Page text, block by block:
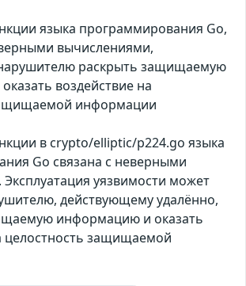
языка программирования Go,
вычислениями,
раскрыть защищаемую
воздействие на
информации
в crypto/elliptic/p224.go языка
Go связана с неверными
уязвимости может
действующему удалённо,
информацию и оказать
целостность защищаемой